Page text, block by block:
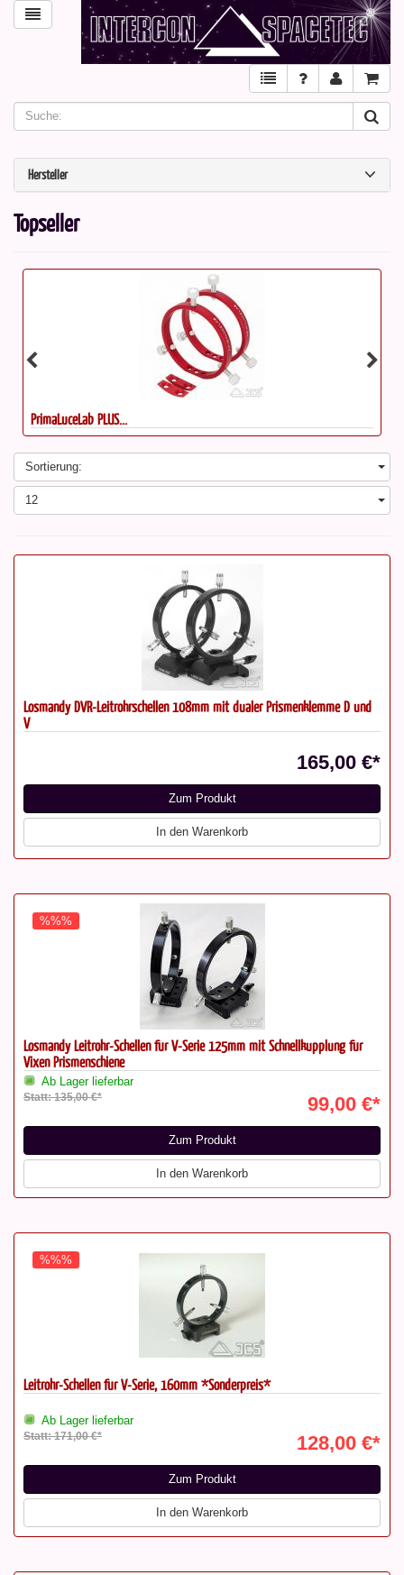
Hersteller
Topseller
PrimaLuceLab PLUS...
Sortierung:
12
Losmandy DVR-Leitrohrschellen 108mm mit dualer Prismenklemme D und
V
165,00 €*
Zum Produkt
In den Warenkorb
%%%
Losmandy Leitrohr-Schellen für V-Serie 125mm mit Schnellkupplung für
Vixen Prismenschiene
Ab Lager lieferbar
Statt: 135,00 €* 99,00 €*
Zum Produkt
In den Warenkorb
%%%
Leitrohr-Schellen für V-Serie, 160mm *Sonderpreis*
Ab Lager lieferbar
Statt: 171,00 €* 128,00 €*
Zum Produkt
In den Warenkorb